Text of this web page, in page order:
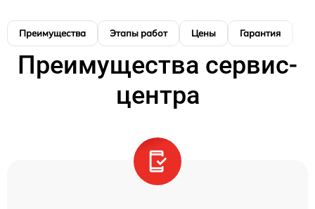
Преимущества Этапы работ Цены Гарантия
Преимущества сервис-
центра